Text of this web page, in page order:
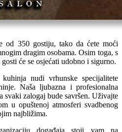
od 350 gostiju, tako da ćete moći
dragim osobama. Osim toga, s
će se osjećati udobno i sigurno.
nudi vrhunske specijalitete
Naša ljubazna i profesionalna
svaki zalogaj bude savršen. Uživajte
u opuštenoj atmosferi svadbenog
najbližima.
događaja stoji vam na